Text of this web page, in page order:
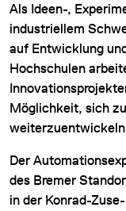
Als Ideen-,
industriellem
auf Entwicklung
Hochschulen
Möglichkeit, sich
Der
des Bremer
in der Konrad-